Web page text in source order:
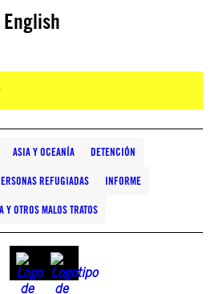
ASIA Y OCEANÍA DETENCIÓN
REFUGIADAS INFORME
Y OTROS MALOS TRATOS